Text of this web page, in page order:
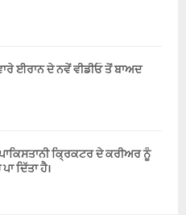
ਈਰਾਨ ਦੇ ਨਵੇਂ ਵੀਡੀਓ ਤੋਂ ਬਾਅਦ
ਕ੍ਰਿਕਟਰ ਦੇ ਕਰੀਅਰ ਨੂੰ
ਦਿੱਤਾ ਹੈ।